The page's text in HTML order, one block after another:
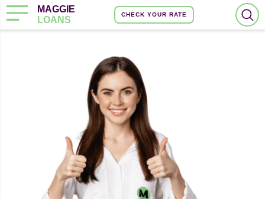
MAGGIE
LOANS
CHECK YOUR RATE